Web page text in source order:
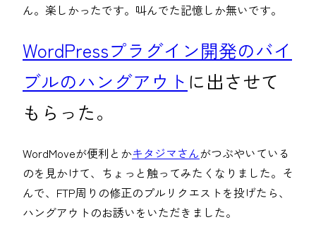
ん。楽しかったです。叫んでた記憶しか無いです。
WordPressプラグイン開発のバイ
ブルのハングアウト に出させて
もらった。
WordMoveが便利とかキタジマさんがつぶやいている
のを見かけて、ちょっと触ってみたくなりました。そ
んで、FTP周りの修正のプルリクエストを投げたら、
ハングアウトのお誘いをいただきました。